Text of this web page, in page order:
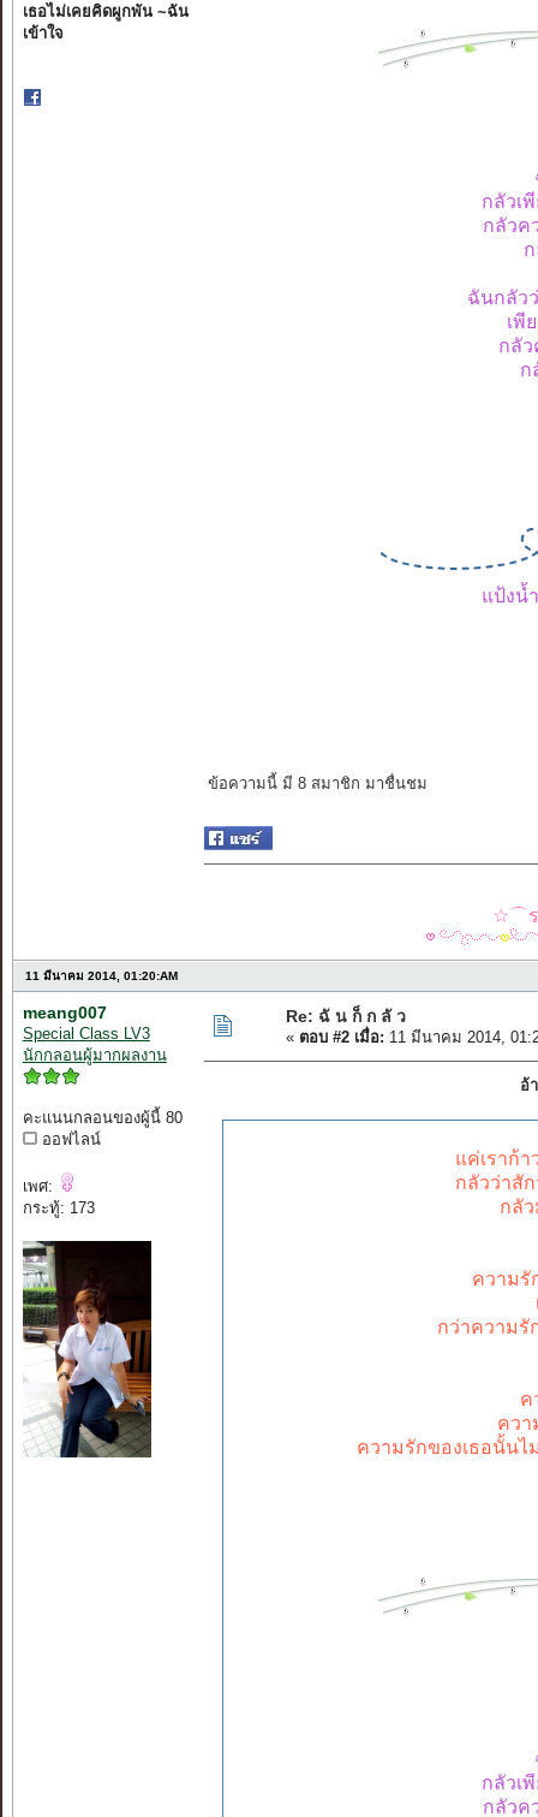
เธอไม่เคยคิดผูกพัน ~ฉัน
เข้าใจ
กลัวเ
กลัวค
ฉันกลัว
เพี
กลั
ก
แป้งน้
ข้อความนี้ มี 8 สมาชิก มาชื่นชม
☆⌒ร
11 มีนาคม 2014, 01:20:AM
meang007
Special Class LV3
นักกลอนผู้มากผลงาน
คะแนนกลอนของผู้นี้ 80
ออฟไลน์
เพศ:
กระทู้: 173
Re: ฉั น ก็ ก ลั ว
« ตอบ #2 เมื่อ: 11 มีนาคม 2014,
อ้
แค่เราก้
กลัวว่าสั
กลั
ความรั
กว่าความรั
ค
ควา
ความรักของเธอนั้นไ
กลัวเ
กลัวค